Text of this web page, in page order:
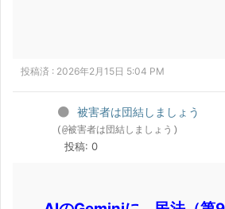
投稿済 : 2026年2月15日 5:04 PM
被害者は団結しましょう
(@被害者は団結しましょう)
投稿: 0